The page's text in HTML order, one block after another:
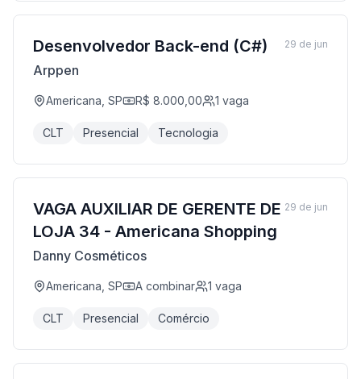
Desenvolvedor Back-end (C#)
Arppen
Americana, SP R$ 8.000,00 1 vaga
CLT Presencial Tecnologia
29 de jun
VAGA AUXILIAR DE GERENTE DE
LOJA 34 - Americana Shopping
Danny Cosméticos
Americana, SP A combinar 1 vaga
CLT Presencial Comércio
29 de jun